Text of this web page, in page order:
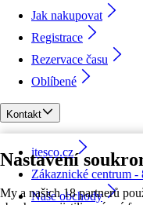
Nastavení
My a našich 18 partnerů
Jak nakupovat
Registrace
Rezervace času
Oblíbené
Kontakt
itesco.cz
Zákaznické centrum -
Naše obchody